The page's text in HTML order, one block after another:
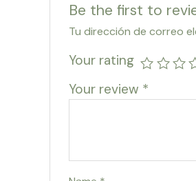
Be the first to
Tu dirección de correo
Your rating
Your review *